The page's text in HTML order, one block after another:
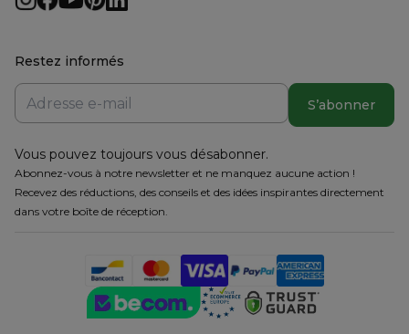
Restez informés
S’abonner
Vous pouvez toujours vous désabonner.
Abonnez-vous à notre newsletter et ne manquez aucune action !
Recevez des réductions, des conseils et des idées inspirantes directement
dans votre boîte de réception.